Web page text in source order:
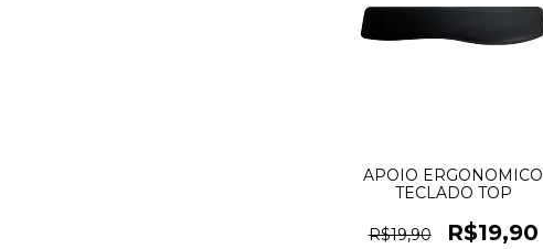
APOIO ERGONOMICO
TECLADO TOP
R$19,90 R$19,90